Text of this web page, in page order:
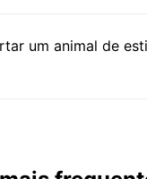
um animal de